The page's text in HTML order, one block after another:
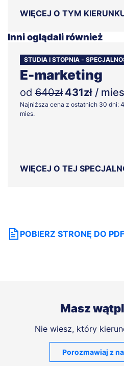
WIĘCEJ O TYM
Inni oglądali również
STUDIA I STOPNIA -
E-marketing
od 640zł 431zł /
Najniższa cena z ostatnich 30 dni:
mies.
WIĘCEJ O TEJ
POBIERZ STRONĘ DO PDF
Masz
Nie wiesz, który
Porozmawiaj z